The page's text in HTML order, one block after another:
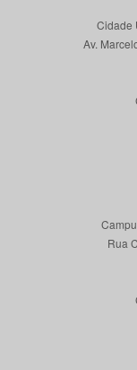
Cidade
Av.
Rua